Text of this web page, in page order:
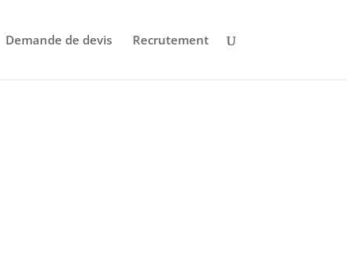
Demande de devis Recrutement